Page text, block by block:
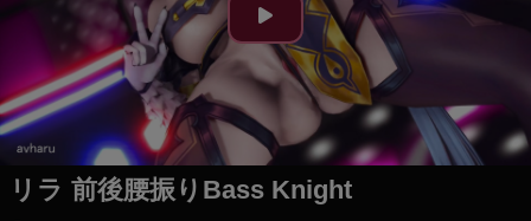
リラ 前後腰振りBass Knight